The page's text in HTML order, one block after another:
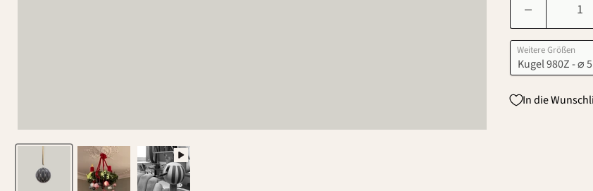
Weitere Größen
In die